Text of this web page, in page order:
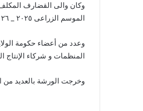
وكان والى القضارف
الموسم الزراعى ٢٠٢٥ _ ٢٠٢٦ م و الرؤية المستقبلية
وعدد من أعضاء حكومة
المنظمات و شركاء الإنتاج
وخرجت الورشة بالعديد من